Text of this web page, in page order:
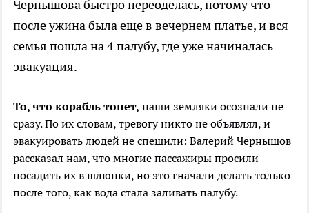
Чернышова быстро переоделась, потому что
после ужина была еще в вечернем платье, и вся
семья пошла на 4 палубу, где уже начиналась
эвакуация.
То, что корабль тонет, наши земляки осознали не
сразу. По их словам, тревогу никто не объявлял, и
эвакуировать людей не спешили: Валерий Чернышов
рассказал нам, что многие пассажиры просили
посадить их в шлюпки, но это гначали делать только
после того, как вода стала заливать палубу.